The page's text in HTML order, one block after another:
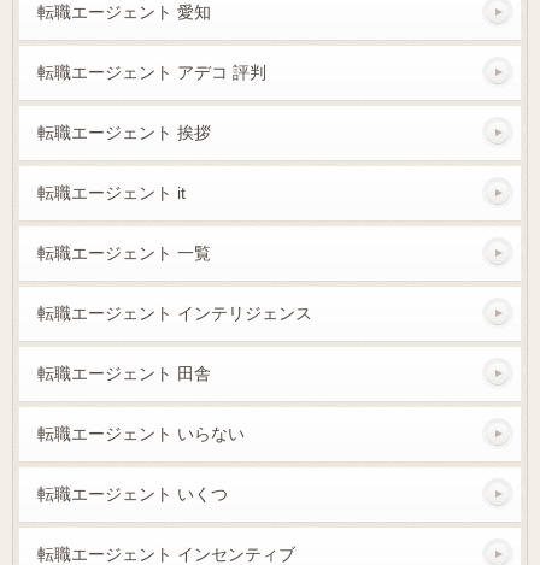
転職エージェント 愛知
転職エージェント アデコ 評判
転職エージェント 挨拶
転職エージェント it
転職エージェント 一覧
転職エージェント インテリジェンス
転職エージェント 田舎
転職エージェント いらない
転職エージェント いくつ
転職エージェント インセンティブ